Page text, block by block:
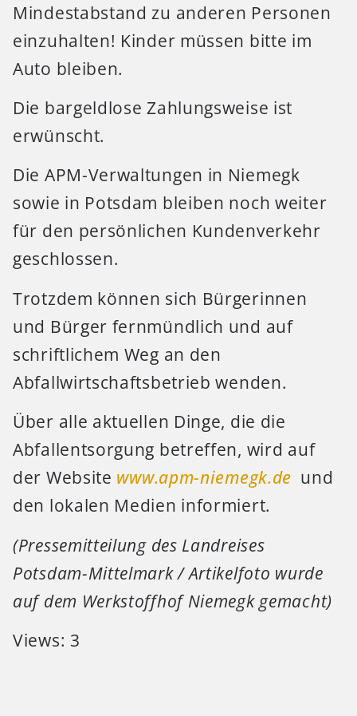
Mindestabstand zu anderen Personen
einzuhalten! Kinder müssen bitte im
Auto bleiben.
Die bargeldlose Zahlungsweise ist
erwünscht.
Die APM-Verwaltungen in Niemegk
sowie in Potsdam bleiben noch weiter
für den persönlichen Kundenverkehr
geschlossen.
Trotzdem können sich Bürgerinnen
und Bürger fernmündlich und auf
schriftlichem Weg an den
Abfallwirtschaftsbetrieb wenden.
Über alle aktuellen Dinge, die die
Abfallentsorgung betreffen, wird auf
der Website www.apm-niemegk.de und
den lokalen Medien informiert.
(Pressemitteilung des Landreises
Potsdam-Mittelmark / Artikelfoto wurde
auf dem Werkstoffhof Niemegk gemacht)
Views: 3